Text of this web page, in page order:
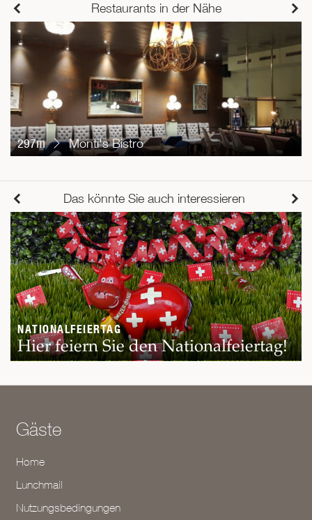
Restaurants in der Nähe
297m Monti's Bistro
Das könnte Sie auch interessieren
NATIONALFEIERTAG
Hier feiern Sie den Nationalfeiertag!
Gäste
Home
Lunchmail
Nutzungsbedingungen